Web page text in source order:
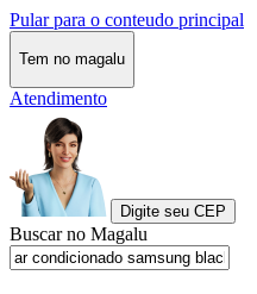
Pular para o conteudo principal
Tem no magalu
Atendimento
Digite seu CEP
Buscar no Magalu